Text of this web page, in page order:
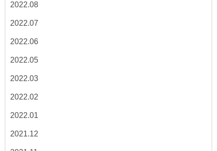
2022.08
2022.07
2022.06
2022.05
2022.03
2022.02
2022.01
2021.12